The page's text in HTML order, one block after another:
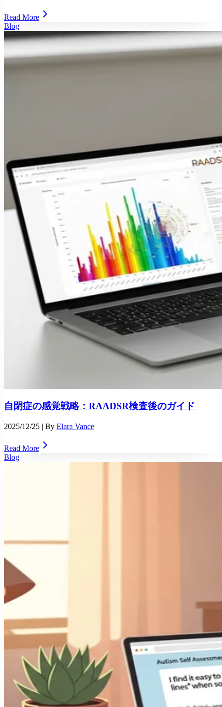
Read More
Blog
自閉症の感覚戦略：RAADSR検査後のガイド
2025/12/25 | By Elara Vance
Read More
Blog